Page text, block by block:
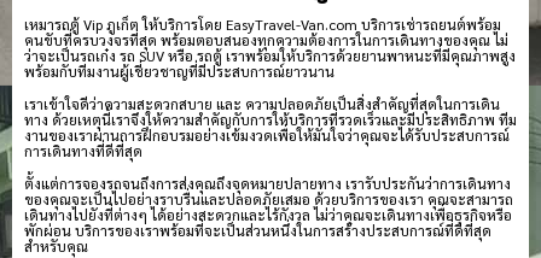
เหมารถตู้ Vip ภูเก็ต ให้บริการโดย EasyTravel-Van.com บริการเช่ารถยนต์พร้อม
คนขับที่ครบวงจรที่สุด พร้อมตอบสนองทุกความต้องการในการเดินทางของคุณ ไม่
ว่าจะเป็นรถเก๋ง รถ SUV หรือ รถตู้ เราพร้อมให้บริการด้วยยานพาหนะที่มีคุณภาพสูง
พร้อมกับทีมงานผู้เชี่ยวชาญที่มีประสบการณ์ยาวนาน
เราเข้าใจดีว่าความสะดวกสบาย และ ความปลอดภัยเป็นสิ่งสำคัญที่สุดในการเดิน
ทาง ด้วยเหตุนี้เราจึงให้ความสำคัญกับการให้บริการที่รวดเร็วและมีประสิทธิภาพ ทีม
งานของเราผ่านการฝึกอบรมอย่างเข้มงวดเพื่อให้มั่นใจว่าคุณจะได้รับประสบการณ์
การเดินทางที่ดีที่สุด
ตั้งแต่การจองรถจนถึงการส่งคุณถึงจุดหมายปลายทาง เรารับประกันว่าการเดินทาง
ของคุณจะเป็นไปอย่างราบรื่นและปลอดภัยเสมอ ด้วยบริการของเรา คุณจะสามารถ
เดินทางไปยังที่ต่างๆ ได้อย่างสะดวกและไร้กังวล ไม่ว่าคุณจะเดินทางเพื่อธุรกิจหรือ
พักผ่อน บริการของเราพร้อมที่จะเป็นส่วนหนึ่งในการสร้างประสบการณ์ที่ดีที่สุด
สำหรับคุณ